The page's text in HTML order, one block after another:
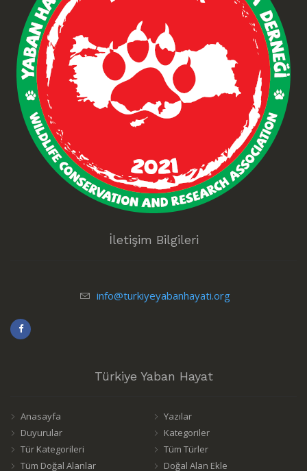
İletişim Bilgileri
info@turkiyeyabanhayati.org
Türkiye Yaban Hayat
Anasayfa
Yazılar
Duyurular
Kategoriler
Tür Kategorileri
Tüm Türler
Tüm Doğal Alanlar
Doğal Alan Ekle